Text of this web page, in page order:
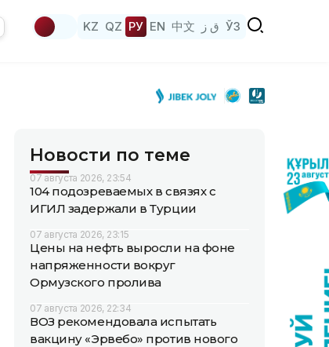
KZ QZ РУ EN 中文 ق ز ЎЗ
Новости по теме
07 августа 2026, 23:54
104 подозреваемых в связях с
ИГИЛ задержали в Турции
07 августа 2026, 23:15
Цены на нефть выросли на фоне
напряженности вокруг
Ормузского пролива
07 августа 2026, 22:34
ВОЗ рекомендовала испытать
вакцину «Эрвебо» против нового